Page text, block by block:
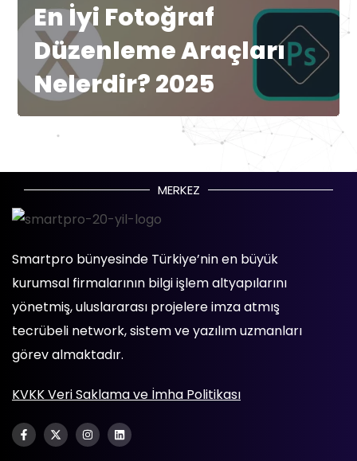
En İyi Fotoğraf
Düzenleme Araçları
Nelerdir? 2025
MERKEZ
Smartpro bünyesinde Türkiye’nin en büyük
kurumsal firmalarının bilgi işlem altyapılarını
yönetmiş, uluslararası projelere imza atmış
tecrübeli network, sistem ve yazılım uzmanları
görev almaktadır.
KVKK Veri Saklama ve İmha Politikası